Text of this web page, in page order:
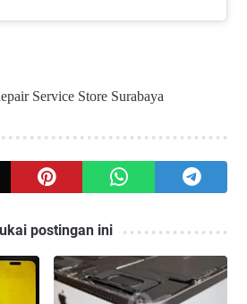
Service Store Surabaya
postingan ini